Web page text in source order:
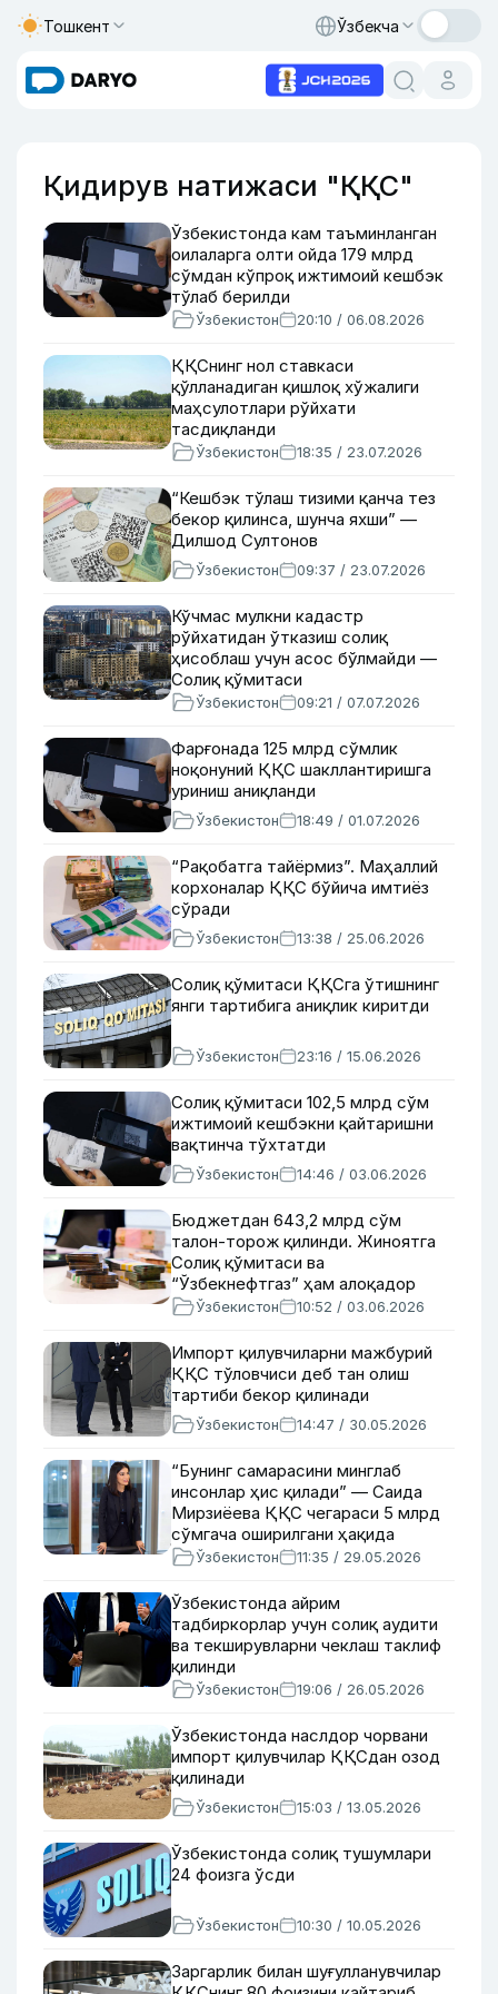
Тошкент Ўзбекча
Қидирув натижаси "ҚҚС"
Ўзбекистонда кам таъминланган
оилаларга олти ойда 179 млрд
сўмдан кўпроқ ижтимоий кешбэк
тўлаб берилди
Ўзбекистон 20:10 / 06.08.2026
ҚҚСнинг нол ставкаси
қўлланадиган қишлоқ хўжалиги
маҳсулотлари рўйхати
тасдиқланди
Ўзбекистон 18:35 / 23.07.2026
“Кешбэк тўлаш тизими қанча тез
бекор қилинса, шунча яхши” —
Дилшод Султонов
Ўзбекистон 09:37 / 23.07.2026
Кўчмас мулкни кадастр
рўйхатидан ўтказиш солиқ
ҳисоблаш учун асос бўлмайди —
Солиқ қўмитаси
Ўзбекистон 09:21 / 07.07.2026
Фарғонада 125 млрд сўмлик
ноқонуний ҚҚС шакллантиришга
уриниш аниқланди
Ўзбекистон 18:49 / 01.07.2026
“Рақобатга тайёрмиз”. Маҳаллий
корхоналар ҚҚС бўйича имтиёз
сўради
Ўзбекистон 13:38 / 25.06.2026
Солиқ қўмитаси ҚҚСга ўтишнинг
янги тартибига аниқлик киритди
Ўзбекистон 23:16 / 15.06.2026
Солиқ қўмитаси 102,5 млрд сўм
ижтимоий кешбэкни қайтаришни
вақтинча тўхтатди
Ўзбекистон 14:46 / 03.06.2026
Бюджетдан 643,2 млрд сўм
талон-торож қилинди. Жиноятга
Солиқ қўмитаси ва
“Ўзбекнефтгаз” ҳам алоқадор
Ўзбекистон 10:52 / 03.06.2026
Импорт қилувчиларни мажбурий
ҚҚС тўловчиси деб тан олиш
тартиби бекор қилинади
Ўзбекистон 14:47 / 30.05.2026
“Бунинг самарасини минглаб
инсонлар ҳис қилади” — Саида
Мирзиёева ҚҚС чегараси 5 млрд
сўмгача оширилгани ҳақида
Ўзбекистон 11:35 / 29.05.2026
Ўзбекистонда айрим
тадбиркорлар учун солиқ аудити
ва текширувларни чеклаш таклиф
қилинди
Ўзбекистон 19:06 / 26.05.2026
Ўзбекистонда наслдор чорвани
импорт қилувчилар ҚҚСдан озод
қилинади
Ўзбекистон 15:03 / 13.05.2026
Ўзбекистонда солиқ тушумлари
24 фоизга ўсди
Ўзбекистон 10:30 / 10.05.2026
Заргарлик билан шуғулланувчилар